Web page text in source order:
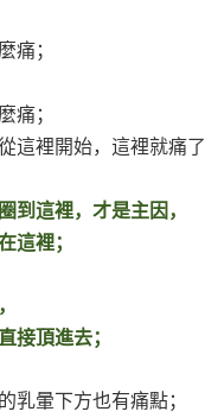
痛；
痛；
這裡開始，這裡就痛
到這裡，才是主因，
這裡；
接頂進去；
乳暈下方也有痛點；